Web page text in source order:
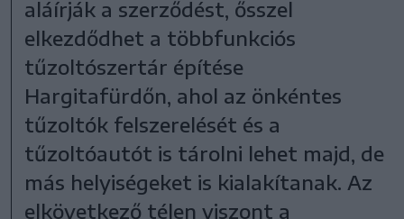
aláírják a szerződést, ősszel
elkezdődhet a többfunkciós
tűzoltószertár építése
Hargitafürdőn, ahol az önkéntes
tűzoltók felszerelését és a
tűzoltóautót is tárolni lehet majd, de
más helyiségeket is kialakítanak. Az
elkövetkező télen viszont a